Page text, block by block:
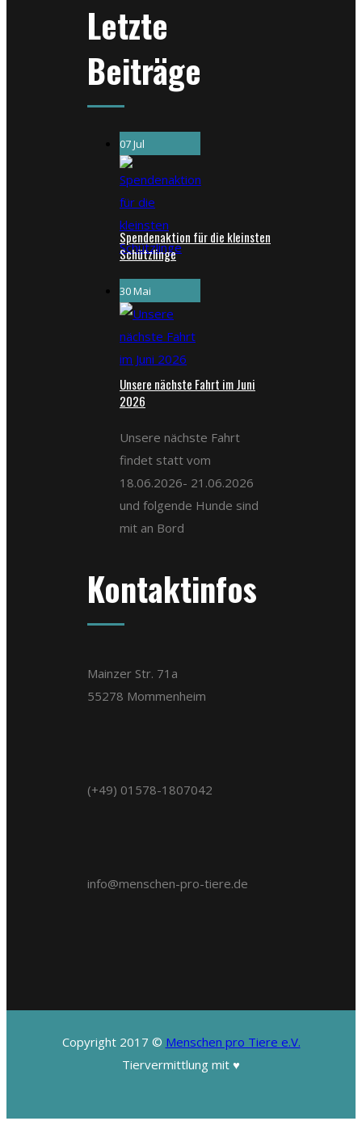
Letzte
Beiträge
07 Jul
Spendenaktion für die kleinsten
Schützlinge
30 Mai
Unsere nächste Fahrt im Juni
2026
Unsere nächste Fahrt
findet statt vom
18.06.2026- 21.06.2026
und folgende Hunde sind
mit an Bord
Kontaktinfos
Mainzer Str. 71a
55278 Mommenheim
(+49) 01578-1807042
info@menschen-pro-tiere.de
Copyright 2017 © Menschen pro Tiere e.V.
Tiervermittlung mit ♥️